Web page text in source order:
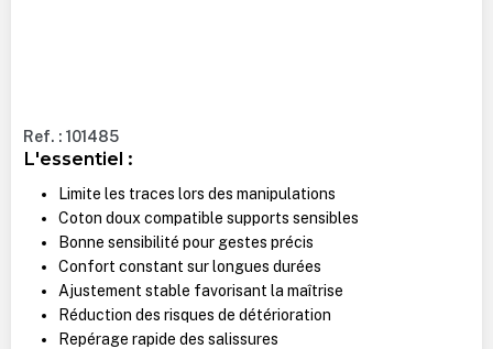
Ref. : 101485
L'essentiel :
Limite les traces lors des manipulations
Coton doux compatible supports sensibles
Bonne sensibilité pour gestes précis
Confort constant sur longues durées
Ajustement stable favorisant la maîtrise
Réduction des risques de détérioration
Repérage rapide des salissures